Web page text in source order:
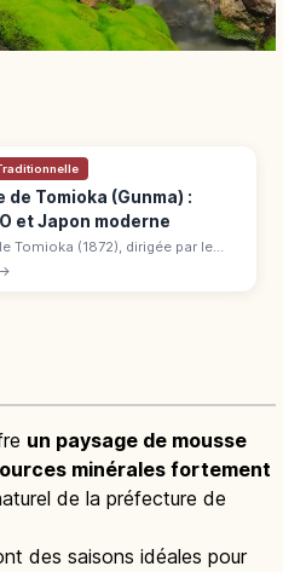
de Tomioka (Gunma) :
et Japon moderne
Tomioka (1872), dirigée par le
Brunat, symbole du Japon
→
un paysage de mousse
minérales fortement
de la préfecture de
des saisons idéales pour